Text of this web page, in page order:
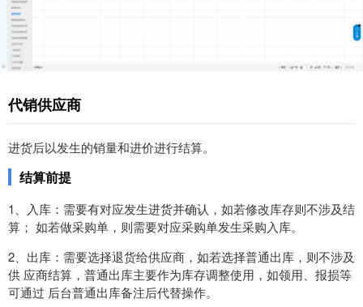
代销供应商
进货后以发生的销量和进价进行结算。
结算前提
1、入库：需要有对应发生进货并确认，如若修改库存则不涉及结
算； 如若做采购单，则需要对应采购单发生采购入库。
2、出库：需要选择退货给供应商，如若选择普通出库，则不涉及
供 应商结算，普通出库主要作为库存调整使用，如领用、报损等
可通过 后台普通出库备注后代替操作。